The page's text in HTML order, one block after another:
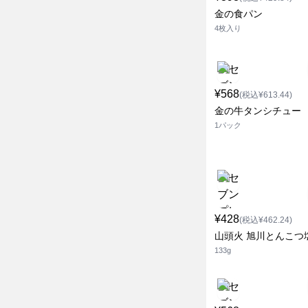
金の食パン
4枚入り
¥568(税込¥613.44)
金の牛タンシチュー
1パック
¥428(税込¥462.24)
山頭火 旭川とんこつ
133g